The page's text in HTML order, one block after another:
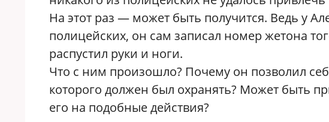
На этот раз — может быть получится. Ведь у
полицейских, он сам записал номер жетона
распустил руки и ноги.
Что с ним произошло? Почему он позволил
которого должен был охранять? Может быть
его на подобные действия?